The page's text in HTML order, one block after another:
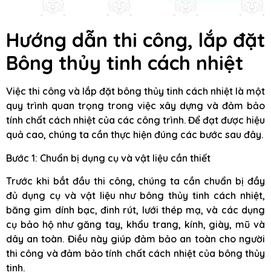
Hướng dẫn thi công, lắp đặt
Bông thủy tinh cách nhiệt
Việc thi công và lắp đặt bông thủy tinh cách nhiệt là một
quy trình quan trọng trong việc xây dựng và đảm bảo
tính chất cách nhiệt của các công trình. Để đạt được hiệu
quả cao, chúng ta cần thực hiện đúng các bước sau đây.
Bước 1: Chuẩn bị dụng cụ và vật liệu cần thiết
Trước khi bắt đầu thi công, chúng ta cần chuẩn bị đầy
đủ dụng cụ và vật liệu như bông thủy tinh cách nhiệt,
băng gim dính bạc, đinh rút, lưới thép mạ, và các dụng
cụ bảo hộ như găng tay, khẩu trang, kính, giày, mũ và
dây an toàn. Điều này giúp đảm bảo an toàn cho người
thi công và đảm bảo tính chất cách nhiệt của bông thủy
tinh.